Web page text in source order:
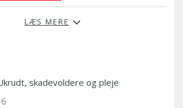
LÆS MERE
skadevoldere og pleje